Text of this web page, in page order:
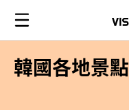
韓國各地景點